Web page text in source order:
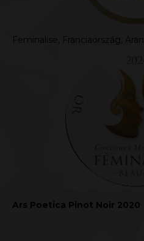
Feminalise, Franciaország,
Ars Poetica Pinot Noir 2020